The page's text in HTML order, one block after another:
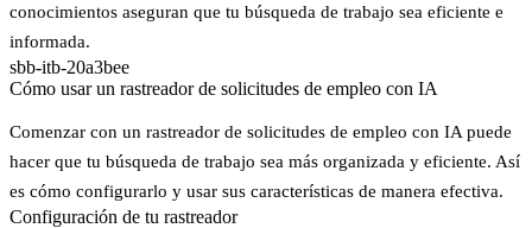
conocimientos aseguran que tu búsqueda de trabajo sea eficiente e
informada.
sbb-itb-20a3bee
Cómo usar un rastreador de solicitudes de empleo con IA
Comenzar con un rastreador de solicitudes de empleo con IA puede
hacer que tu búsqueda de trabajo sea más organizada y eficiente. Así
es cómo configurarlo y usar sus características de manera efectiva.
Configuración de tu rastreador